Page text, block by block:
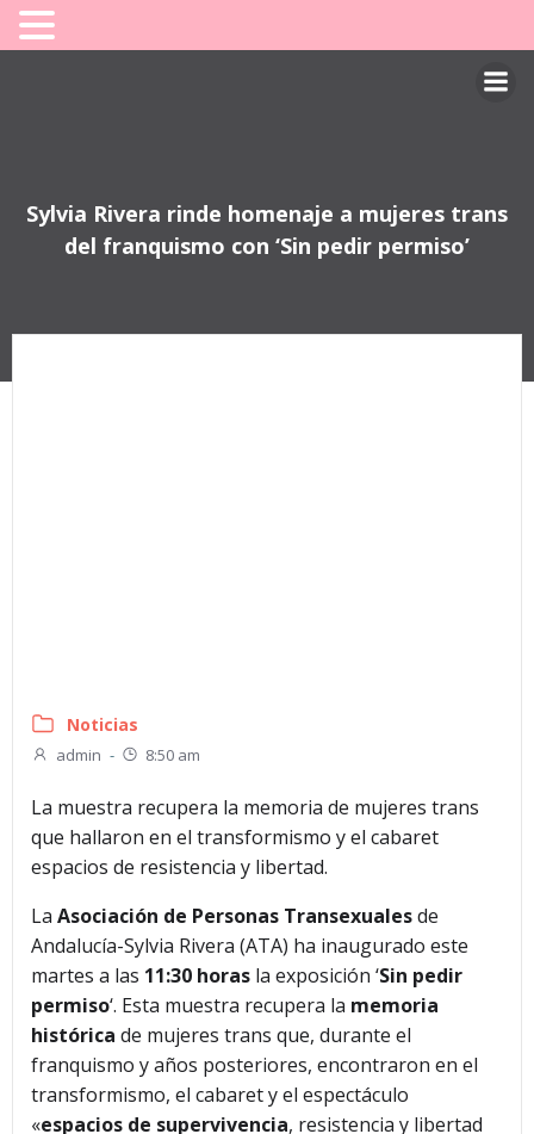
Sylvia Rivera rinde homenaje a mujeres trans
del franquismo con ‘Sin pedir permiso’
Noticias
admin - 8:50 am
La muestra recupera la memoria de mujeres trans
que hallaron en el transformismo y el cabaret
espacios de resistencia y libertad.
La Asociación de Personas Transexualesde
Andalucía-Sylvia Rivera (ATA) ha inaugurado este
martes a las 11:30 horas la exposición ‘Sin pedir
permiso‘. Esta muestra recupera la memoria
histórica de mujeres trans que, durante el
franquismo y años posteriores, encontraron en el
transformismo, el cabaret y el espectáculo
«espacios de supervivencia, resistencia y libertad